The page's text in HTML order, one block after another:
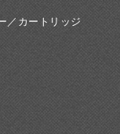
／カートリッジ